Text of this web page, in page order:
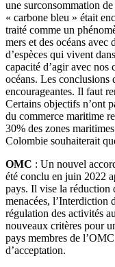
une surconsommation
« carbone bleu » était
traité comme un
mers et des océans avec
d’espèces qui vivent
capacité d’agir avec nos
océans. Les conclusions
encourageantes. Il faut
Certains objectifs n’ont
du commerce maritime
30% des zones
Colombie souhaiterait
OMC : Un nouvel
été conclu en juin 2022
pays. Il vise la réduction
menacées, l’Interdiction
régulation des activités
nouveaux critères pour
pays membres de
d’acceptation.